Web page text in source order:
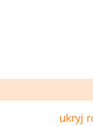
ukryj